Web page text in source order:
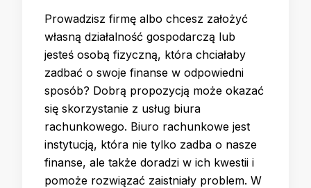
Prowadzisz firmę albo chcesz założyć
własną działalność gospodarczą lub
jesteś osobą fizyczną, która chciałaby
zadbać o swoje finanse w odpowiedni
sposób? Dobrą propozycją może okazać
się skorzystanie z usług biura
rachunkowego. Biuro rachunkowe jest
instytucją, która nie tylko zadba o nasze
finanse, ale także doradzi w ich kwestii i
pomoże rozwiązać zaistniały problem. W